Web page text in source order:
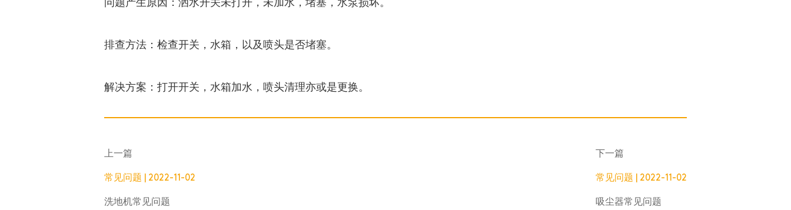
问题产生原因：洒水开关未打开，未加水，堵塞，水泵损坏。
排查方法：检查开关，水箱，以及喷头是否堵塞。
解决方案：打开开关，水箱加水，喷头清理亦或是更换。
上一篇
常见问题 | 2022-11-02
洗地机常见问题
下一篇
常见问题 | 2022-11-02
吸尘器常见问题